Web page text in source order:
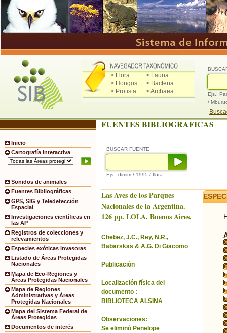
> Flora
> Fauna
> Hongos
> Bacteria
> Protista
> Archaea
Ejs.:
/
Inicio
Cartografía interactiva
Sonidos de animales
Fuentes Bibliográficas
GPS, SIG y Teledetección
Espacial
Investigaciones científicas en
las AP
Registros de colecciones y
relevamientos
Especies exóticas invasoras
Listado de Áreas Protegidas
Nacionales
Mapa de Eco-Regiones y
Áreas Protegidas Nacionales
Mapa de Regiones
Administrativas y Áreas
Protegidas Nacionales
Mapa del Sistema Federal de
Áreas Protegidas
Documentos de interés
FUENTES BIBLIOGRAFICAS
BUSCAR FUENTE
Ejs.: dimitri / 1995 / flora
Las Aves de los Parques
Nacionales de la Argentina.
126 pp. LOLA. Buenos Aires.
Chebez, J.C., Rey, N.R.,
Babarskas & A.G. Di Giacomo
Publicación
Localización física del
documento :
BIBLIOTECA ALSINA
Observaciones:
Se eliminó Penelope